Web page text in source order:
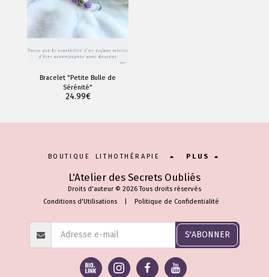
Bracelet "Petite Bulle de
Sérénité"
24.99€
L'Atelier des Secrets Oubliés
Droits d'auteur © 2026 Tous droits réservés
Conditions d'Utilisations| Politique de Confidentialité
BOUTIQUE LITHOTHÉRAPIE PLUS
S'ABONNER